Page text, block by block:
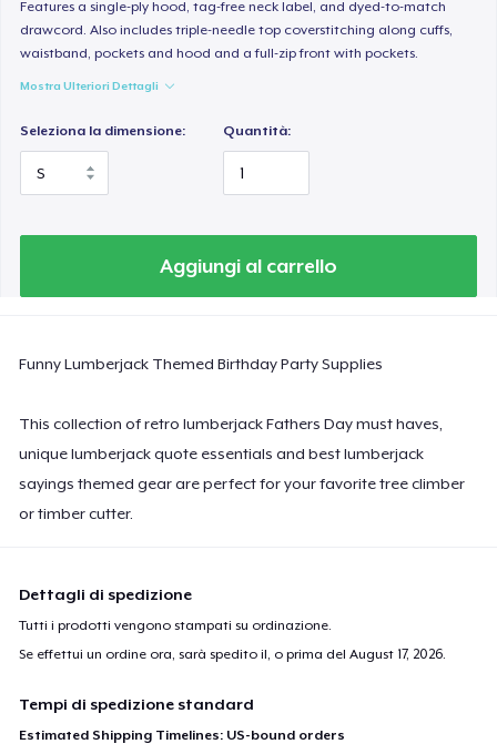
Features a single-ply hood, tag-free neck label, and dyed-to-match
drawcord. Also includes triple-needle top coverstitching along cuffs,
waistband, pockets and hood and a full-zip front with pockets.
Mostra Ulteriori Dettagli
Seleziona la dimensione: Quantità:
Aggiungi al carrello
Funny Lumberjack Themed Birthday Party Supplies
This collection of retro lumberjack Fathers Day must haves,
unique lumberjack quote essentials and best lumberjack
sayings themed gear are perfect for your favorite tree climber
or timber cutter.
Dettagli di spedizione
Tutti i prodotti vengono stampati su ordinazione.
Se effettui un ordine ora, sarà spedito il, o prima delAugust 17, 2026.
Tempi di spedizione standard
Estimated Shipping Timelines: US-bound orders
Women's Classic Tee
23,99 USD
Women's Comfort Tee
Essential Tee
24,99 USD